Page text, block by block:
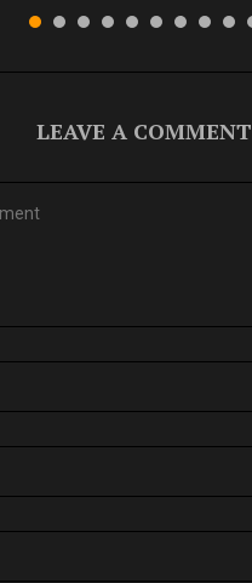
LEAVE A COMMENT